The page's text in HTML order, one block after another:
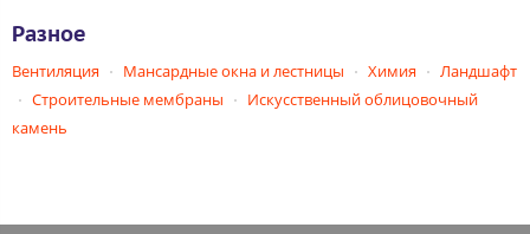
Разное
Вентиляция Мансардные окна и лестницы Химия
Ландшафт
Строительные мембраны
Искусственный облицовочный
камень